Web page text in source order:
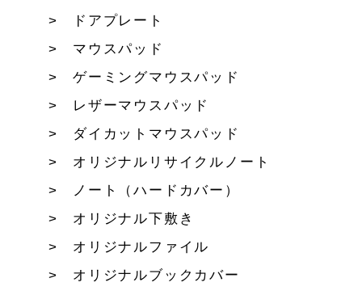
ドアプレート
マウスパッド
ゲーミングマウスパッド
レザーマウスパッド
ダイカットマウスパッド
オリジナルリサイクルノート
ノート（ハードカバー）
オリジナル下敷き
オリジナルファイル
オリジナルブックカバー